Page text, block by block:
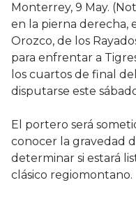
Monterrey, 9 May.
en la pierna derecha,
Orozco, de los
para enfrentar a
los cuartos de final
disputarse este
El portero será
conocer la gravedad
determinar si estará
clásico regiomontano.